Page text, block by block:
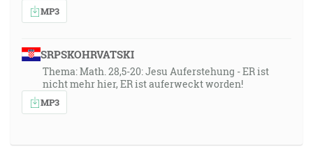
MP3
SRPSKOHRVATSKI
Thema: Math. 28,5-20: Jesu Auferstehung - ER ist
nicht mehr hier, ER ist auferweckt worden!
MP3